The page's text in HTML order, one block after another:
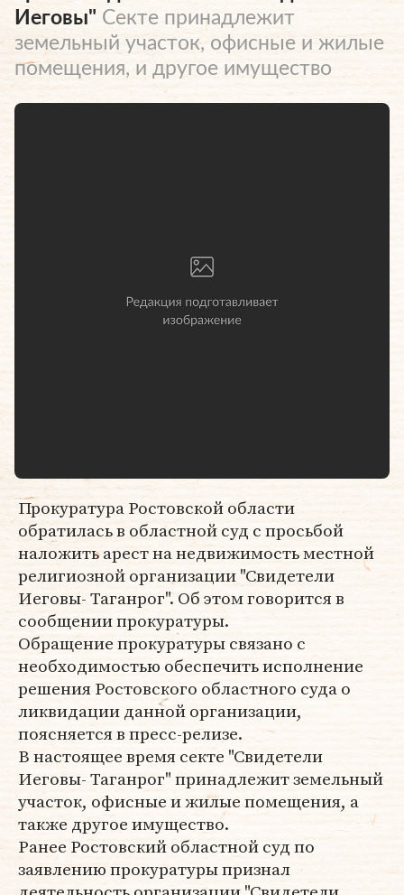
Иеговы" Секте принадлежит
земельный участок, офисные и жилые
помещения, и другое имущество
Прокуратура Ростовской области
обратилась в областной суд с просьбой
наложить арест на недвижимость местной
религиозной организации "Свидетели
Иеговы- Таганрог". Об этом говорится в
сообщении прокуратуры.
Обращение прокуратуры связано с
необходимостью обеспечить исполнение
решения Ростовского областного суда о
ликвидации данной организации,
поясняется в пресс-релизе.
В настоящее время секте "Свидетели
Иеговы- Таганрог" принадлежит земельный
участок, офисные и жилые помещения, а
также другое имущество.
Ранее Ростовский областной суд по
заявлению прокуратуры признал